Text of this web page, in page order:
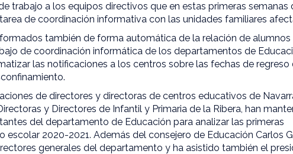
trabajo a los equipos directivos que en estas primeras semanas
de coordinación informativa con las unidades familiares
también de forma automática de la relación de alumnos
de coordinación informática de los departamentos de
las notificaciones a los centros sobre las fechas de regreso
de directores y directoras de centros educativos de
y Directores de Infantil y Primaria de la Ribera, han
del departamento de Educación para analizar las primeras
escolar 2020-2021. Además del consejero de Educación Carlos
generales del departamento y ha asistido también el